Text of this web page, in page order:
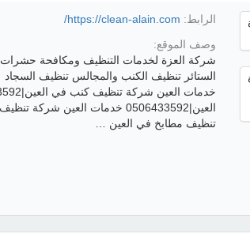
الرابط: https://clean-alain.com/
وصف الموقع:
شركة العزة لخدمات التنظيف ومكافحة
الستائر تنظيف الكنب والمجالس تنظيف
تنظيف مطابخ في العين …